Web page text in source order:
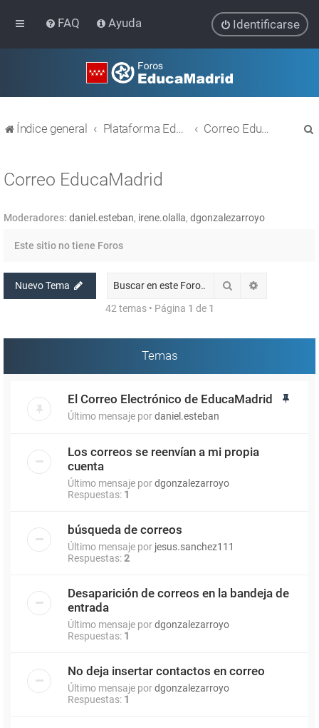
FAQ Ayuda Identificarse
Índice general Plataforma Educativa EducaMadrid Correo EducaMadrid
Correo EducaMadrid
Moderadores: daniel.esteban, irene.olalla, dgonzalezarroyo
Este sitio no tiene Foros
Nuevo Tema Buscar
42 temas • Página 1 de 1
Temas
El Correo Electrónico de EducaMadrid
Último mensaje pordaniel.esteban
Los correos se reenvían a mi propia
cuenta
Último mensaje pordgonzalezarroyo
Respuestas: 1
búsqueda de correos
Último mensaje por jesus.sanchez111
Respuestas:2
Desaparición de correos en la bandeja de
entrada
Último mensaje pordgonzalezarroyo
Respuestas: 1
No deja insertar contactos en correo
Último mensaje pordgonzalezarroyo
Respuestas: 1